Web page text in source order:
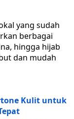
yang sudah
berbagai
hingga hijab
dan mudah
Kulit untuk